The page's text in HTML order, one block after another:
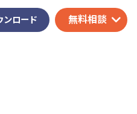
ンロード 無料相談